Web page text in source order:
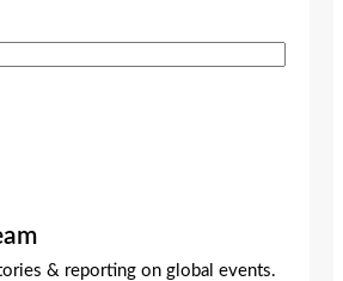
& reporting on global events.